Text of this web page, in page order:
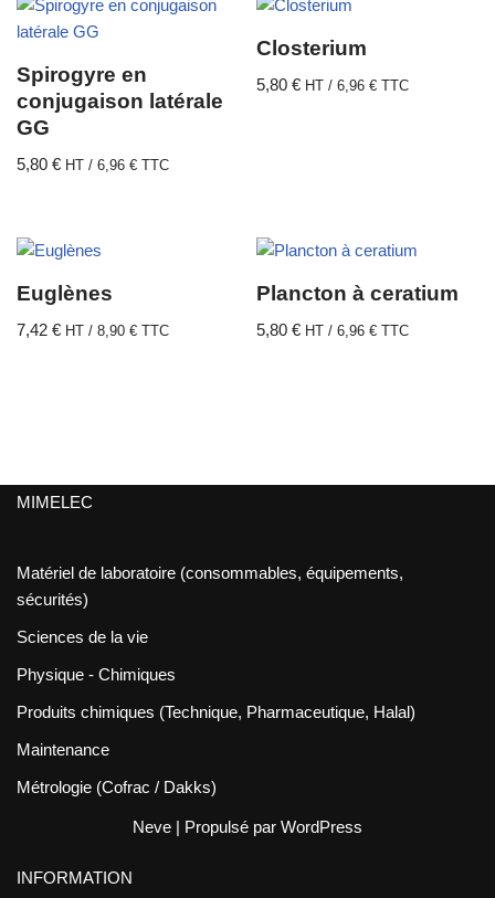
Spirogyre en
conjugaison latérale
GG
5,80 € HT / 6,96 € TTC
Closterium
5,80€ HT /6,96€ TTC
Euglènes
7,42 € HT / 8,90 € TTC
Plancton à ceratium
5,80€ HT /6,96€ TTC
MIMELEC
Matériel de laboratoire (consommables, équipements,
sécurités)
Sciences de la vie
Physique - Chimiques
Produits chimiques (Technique, Pharmaceutique, Halal)
Maintenance
Métrologie (Cofrac / Dakks)
Neve | Propulsé par WordPress
INFORMATION